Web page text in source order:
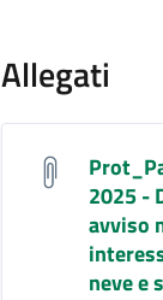
Allegati
2025 -
avviso
neve e